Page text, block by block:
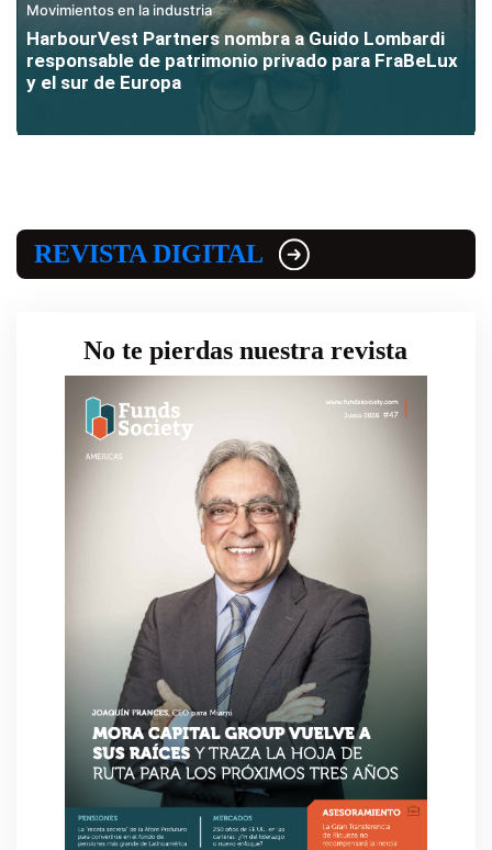
Movimientos en la industria
HarbourVest Partners nombra a Guido Lombardi
responsable de patrimonio privado para FraBeLux
y el sur de Europa
REVISTA DIGITAL
No te pierdas nuestra revista